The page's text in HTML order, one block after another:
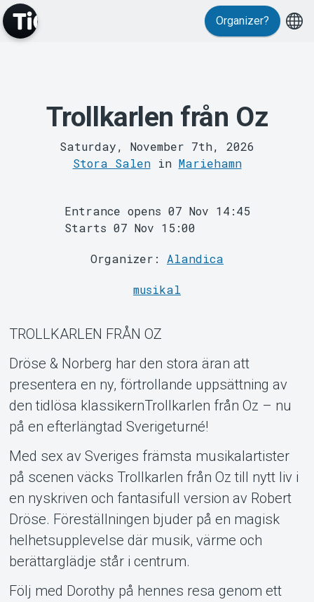
MyTickster
Support
About Tickster
Organizer?
Trollkarlen från Oz
Saturday, November 7th, 2026
Stora Salenin Mariehamn
Entrance opens 07 Nov 14:45
Starts 07 Nov 15:00
Organizer: Alandica
musikal
TROLLKARLEN FRÅN OZ
Dröse & Norberg har den stora äran att
presentera en ny, förtrollande uppsättning av
den tidlösa klassikernTrollkarlen från Oz – nu
på en efterlängtad Sverigeturné!
Med sex av Sveriges främsta musikalartister
på scenen väcks Trollkarlen från Oz till nytt liv i
en nyskriven och fantasifull version av Robert
Dröse. Föreställningen bjuder på en magisk
helhetsupplevelse där musik, värme och
berättarglädje står i centrum.
Följ med Dorothy på hennes resa genom ett